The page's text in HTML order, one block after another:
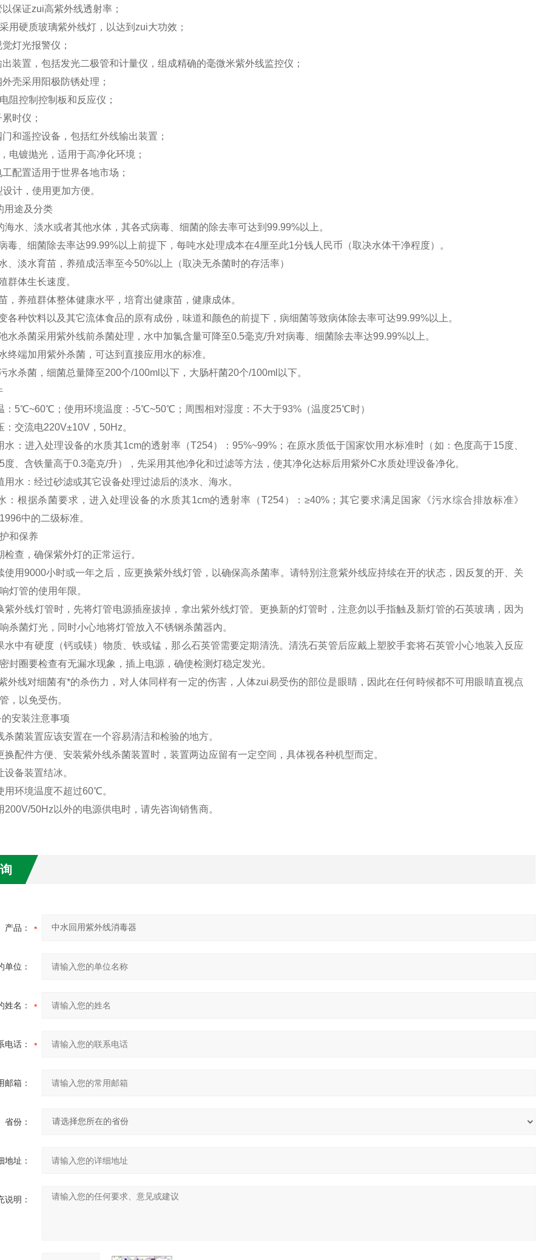
保证zui高紫外线透射率；
用硬质玻璃紫外线灯，以达到zui大功效；
灯光报警仪；
出装置，包括发光二极管和计量仪，组成精确的毫微米紫外线监控仪；
壳采用阳极防锈处理；
阻控制控制板和反应仪；
时仪；
和遥控设备，包括红外线输出装置；
电镀抛光，适用于高净化环境；
配置适用于世界各地市场；
计，使用更加方便。
用途及分类
海水、淡水或者其他水体，其各式病毒、细菌的除去率可达到 99.99%以上。
毒、细菌除去率达99.99%以上前提下，每吨水处理成本在4厘至此1分钱人民币（取决水体干净程度）。
、淡水育苗，养殖成活率至今50%以上（取决无杀菌时的存活率）
群体生长速度。
，养殖群体整体健康水平，培育出健康苗，健康成体。
各种饮料以及其它流体食品的原有成份，味道和颜色的前提下，病细菌等致病体除去率可达99.99%以上。
水杀菌采用紫外线前杀菌处理，水中加氯含量可降至0.5毫克/升对病毒、细菌除去率达99.99%以上。
终端加用紫外杀菌，可达到直接应用水的标准。
水杀菌，细菌总量降至200个/100ml 以下，大肠杆菌20个/100ml 以下。
： 5℃~60℃ ；使用环境温度： -5℃~50℃ ；周围相对湿度：不大于93%（温度25℃时）
：交流电220V±10V， 50Hz。
水：进入处理设备的水质其1cm的透射率（T254）：95%~99% ；在原水质低于国家饮用水标准时（如：色度高于15度、
度、含铁量高于0.3毫克/升），先采用其他净化和过滤等方法，使其净化达标后用紫外C水质处理设备净化。
用水：经过砂滤或其它设备处理过滤后的淡水、海水。
：根据杀菌要求，进入处理设备的水质其1cm的透射率（T254）：≥40% ；其它要求满足国家《污水综合排放标准》
中的二级标准。
和保养
检查，确保紫外灯的正常运行。
使用9000小时或一年之后，应更换紫外线灯管，以确保高杀菌率。请特別注意紫外线应持续在开的状态，因反复的开、关
灯管的使用年限。
紫外线灯管时，先将灯管电源插座拔掉，拿出紫外线灯管。更换新的灯管时，注意勿以手指触及新灯管的石英玻璃，因为
杀菌灯光，同时小心地将灯管放入不锈钢杀菌器內。
水中有硬度（钙或镁） 物质、铁或锰，那么石英管需要定期清洗。清洗石英管后应戴上塑胶手套将石英管小心地装入反应
封圈要检查有无漏水现象，插上电源，确使检测灯稳定发光。
外线对细菌有*的杀伤力，对人体同样有一定的伤害，人体zui易受伤的部位是眼睛，因此在任何時候都不可用眼睛直视点
，以免受伤。
安装注意事项
杀菌装置应该安置在一个容易清洁和检验的地方。
换配件方便、安装紫外线杀菌装置时，装置两边应留有一定空间，具体视各种机型而定。
设备装置结冰。
用环境温度不超过60℃。
200V/50Hz 以外的电源供电时，请先咨询销售商。
产品：
单位：
姓名：
电话：
邮箱：
省份：
地址：
说明：